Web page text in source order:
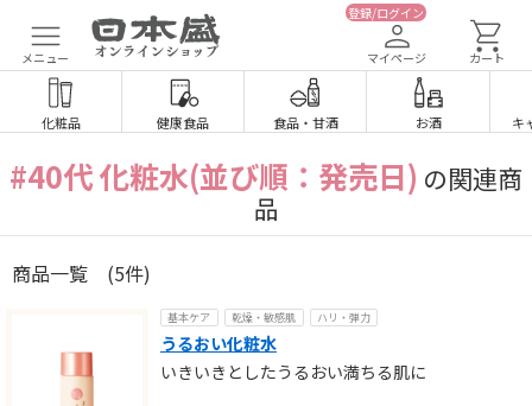
メニュー
登録/ログイン
マイページ カート
化粧品 健康食品 食品・ 甘酒 お酒 キ
#40代 化粧水(並び順：発売日) の関連商
品
商品一覧 (5件)
基本ケア 乾燥・敏感肌 ハリ・弾力
うるおい化粧水
いきいきとしたうるおい満ちる肌に